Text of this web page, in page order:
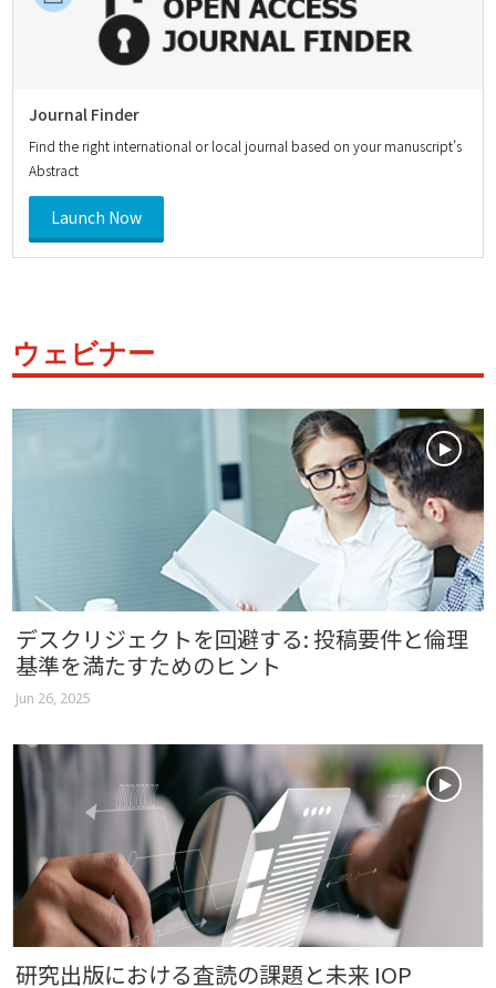
Journal Finder
Find the right international or local journal based on your manuscript’s
Abstract
Launch Now
ウェビナー
デスクリジェクトを回避する: 投稿要件と倫理
基準を満たすためのヒント
Jun 26, 2025
研究出版における査読の課題と未来 IOP